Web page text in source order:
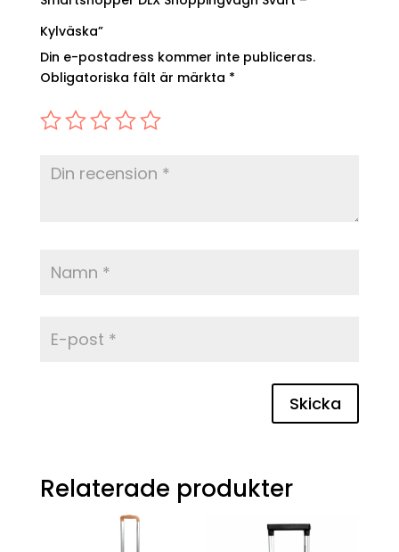
Kylväska”
Din e-postadress kommer inte publiceras.
Obligatoriska fält är märkta *
Skicka
Relaterade produkter